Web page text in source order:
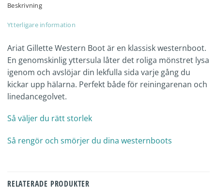
Beskrivning
Ytterligare information
Ariat Gillette Western Boot är en klassisk westernboot.
En genomskinlig yttersula låter det roliga mönstret lysa
igenom och avslöjar din lekfulla sida varje gång du
kickar upp hälarna. Perfekt både för reiningarenan och
linedancegolvet.
Så väljer du rätt storlek
Så rengör och smörjer du dina westernboots
RELATERADE PRODUKTER